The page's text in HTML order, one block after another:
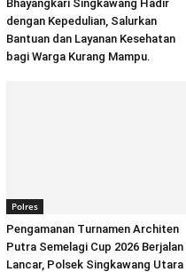
Bhayangkari Singkawang Hadir
dengan Kepedulian, Salurkan
Bantuan dan Layanan Kesehatan
bagi Warga Kurang Mampu.
Polres
Pengamanan Turnamen Architen
Putra Semelagi Cup 2026 Berjalan
Lancar, Polsek Singkawang Utara